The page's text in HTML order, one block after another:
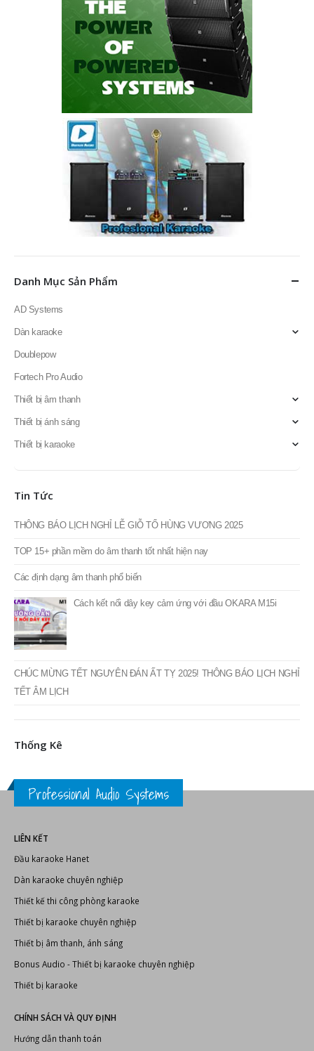
Danh Mục Sản Phẩm
AD Systems
Dàn karaoke
Doublepow
Fortech Pro Audio
Thiết bị âm thanh
Thiết bị ánh sáng
Thiết bị karaoke
Tin Tức
THÔNG BÁO LỊCH NGHỈ LỄ GIỖ TỔ HÙNG VƯƠNG 2025
TOP 15+ phần mềm do âm thanh tốt nhất hiện nay
Các định dạng âm thanh phổ biến
Cách kết nối dây key cảm ứng với đầu OKARA M15i
CHÚC MỪNG TẾT NGUYÊN ĐÁN ẤT TỴ 2025! THÔNG BÁO LỊCH NGHỈ
TẾT ÂM LỊCH
Thống Kê
Professional Audio Systems
LIÊN KẾT
Đầu karaoke Hanet
Dàn karaoke chuyên nghiệp
Thiết kế thi công phòng karaoke
Thiết bị karaoke chuyên nghiệp
Thiết bị âm thanh, ánh sáng
Bonus Audio -Thiết bị karaoke chuyên nghiệp
Thiết bị karaoke
CHÍNH SÁCH VÀ QUY ĐỊNH
Hướng dẫn thanh toán